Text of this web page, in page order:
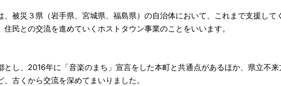
、被災３県（岩手県、宮城県、福島県）の自治体において、これまで支援して
民との交流を進めていくホストタウン事業のことをいいます。
し、2016年に「音楽のまち」宣言をした本町と共通点があるほか、県立不
古くから交流を深めてまいりました。